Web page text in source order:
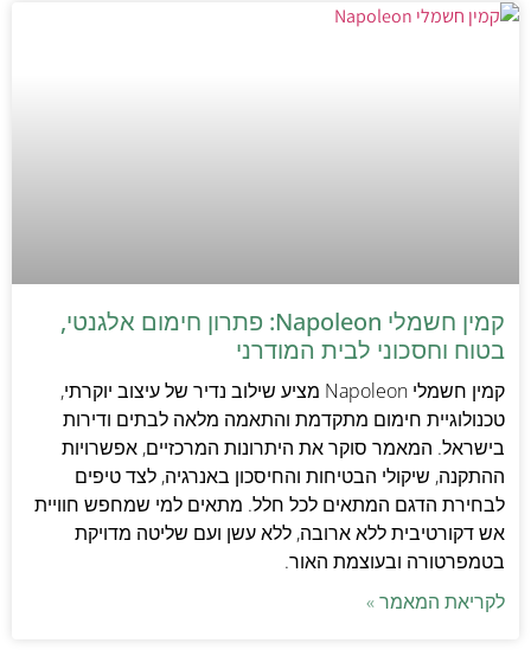
קמין חשמלי Napoleon: פתרון חימום אלגנטי,
בטוח וחסכוני לבית המודרני
קמין חשמלי Napoleon מציע שילוב נדיר של עיצוב יוקרתי,
טכנולוגיית חימום מתקדמת והתאמה מלאה לבתים ודירות
בישראל. המאמר סוקר את היתרונות המרכזיים, אפשרויות
ההתקנה, שיקולי הבטיחות והחיסכון באנרגיה, לצד טיפים
לבחירת הדגם המתאים לכל חלל. מתאים למי שמחפש חוויית
אש דקורטיבית ללא ארובה, ללא עשן ועם שליטה מדויקת
בטמפרטורה ובעוצמת האור.
לקריאת המאמר »